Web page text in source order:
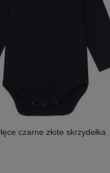
czarne złote skrzydełka